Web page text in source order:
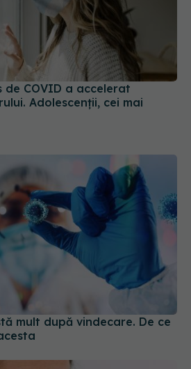
de COVID a accelerat
Adolescenții, cei mai
mult după vindecare. De ce